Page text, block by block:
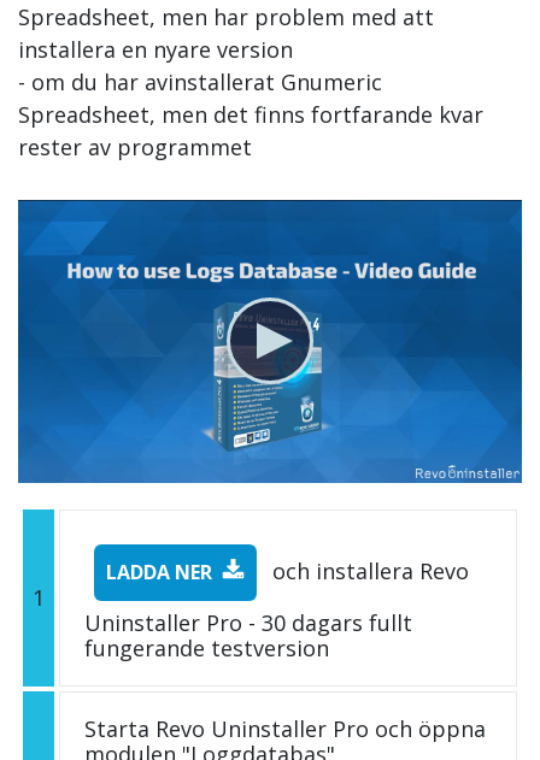
Spreadsheet, men har problem med att
installera en nyare version
- om du har avinstallerat Gnumeric
Spreadsheet, men det finns fortfarande kvar
rester av programmet
1
LADDA NER
och installera Revo
Uninstaller Pro - 30 dagars fullt
fungerande testversion
Starta Revo Uninstaller Pro och öppna
modulen "Loggdatabas"